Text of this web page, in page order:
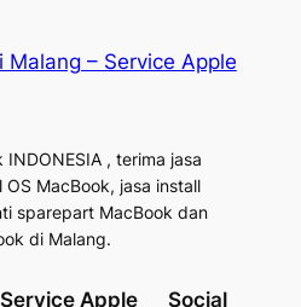
– Service Apple
, terima jasa
MacBook, jasa install
sparepart MacBook dan
di Malang.
Service Apple Social